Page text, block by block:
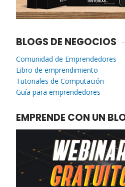
BLOGS DE NEGOCIOS
Comunidad de Emprendedores
Libro de emprendimiento
Tutoriales de Computación
Guía para emprendedores
EMPRENDE CON UN